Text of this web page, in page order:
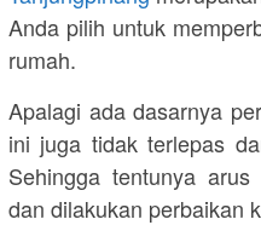
Anda pilih untuk
rumah.
Apalagi ada dasarnya
ini juga tidak terlepas
Sehingga tentunya
dan dilakukan perbaikan